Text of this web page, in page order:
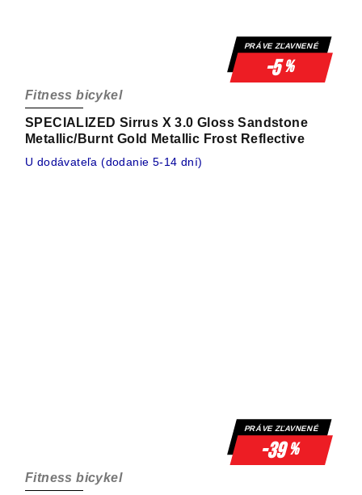
PRÁVE ZĽAVNENÉ
-5%
SPECIALIZED Sirrus X 3.0 Gloss Sandstone
Metallic/Burnt Gold Metallic Frost Reflective
Fitness bicykel
U dodávateľa (dodanie 5-14 dní)
PRÁVE ZĽAVNENÉ
-39%
Fitness bicykel